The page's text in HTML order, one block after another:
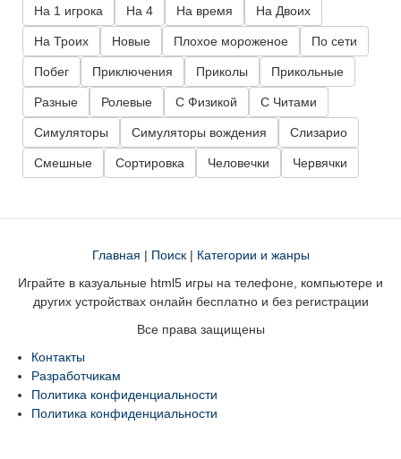
На 1 игрока На 4 На время На Двоих
На Троих Новые Плохое мороженое По сети
Побег Приключения Приколы Прикольные
Разные Ролевые С Физикой С Читами
Симуляторы Симуляторы вождения Слизарио
Смешные Сортировка Человечки Червячки
Главная | Поиск| Категории и жанры
Играйте в казуальные html5 игры на телефоне, компьютере и
других устройствах онлайн бесплатно и без регистрации
Все права защищены
Контакты
Разработчикам
Политика конфиденциальности
Политика конфиденциальности